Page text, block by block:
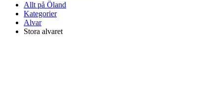
Allt på Öland
Kategorier
Alvar
Stora alvaret